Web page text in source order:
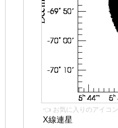
👈 お気に入りのアイコン
X線連星